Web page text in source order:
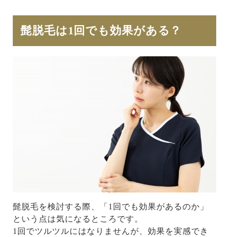
髭脱毛は1回でも効果がある？
髭脱毛を検討する際、「1回でも効果があるのか」
という点は気になるところです。
1回でツルツルにはなりませんが、効果を実感でき